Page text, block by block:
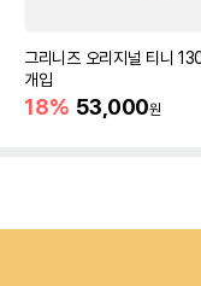
그리니즈 오리지널 티니
개입
18% 53,000원